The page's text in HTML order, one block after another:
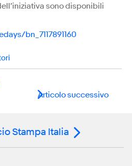
sono disponibili
bn_7117891160
Articolo successivo
Stampa Italia